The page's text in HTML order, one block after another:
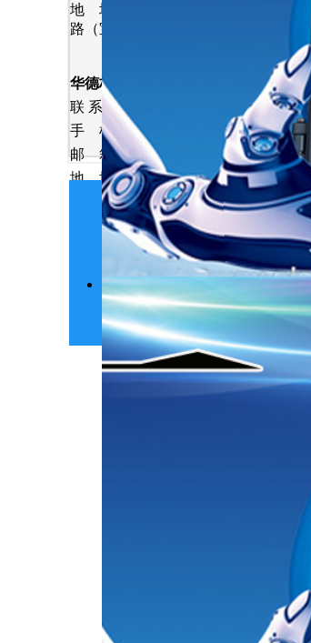
地 址 ：上海市宝山区沪太
路（宝山工业园）
华德林科技（雄安）
联 系 人 ： 陶周潇
手 机 ： 13545065121
邮 箱 ：hdlkj69@163.com
地 址 ：雄安新区雄县雄州
路58号